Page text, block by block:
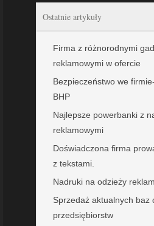
Ostatnie artykuły
Firma z różnorodnymi
reklamowymi w ofercie
Bezpieczeństwo we
BHP
Najlepsze powerbanki z
reklamowymi
Doświadczona firma
z tekstami.
Nadruki na odzieży
Sprzedaż aktualnych baz
przedsiębiorstw